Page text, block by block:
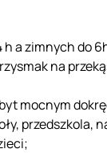
h a zimnych do
na
mocnym
przedszkola,